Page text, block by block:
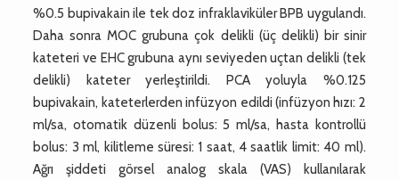
%0.5 bupivakain ile tek doz infraklaviküler BPB uygulandı.
Daha sonra MOC grubuna çok delikli (üç delikli) bir sinir
kateteri ve EHC grubuna aynı seviyeden uçtan delikli (tek
delikli) kateter yerleştirildi. PCA yoluyla %0.125
bupivakain, kateterlerden infüzyon edildi (infüzyon hızı: 2
ml/sa, otomatik düzenli bolus: 5 ml/sa, hasta kontrollü
bolus: 3 ml, kilitleme süresi: 1 saat, 4 saatlik limit: 40 ml).
Ağrı şiddeti görsel analog skala (VAS) kullanılarak